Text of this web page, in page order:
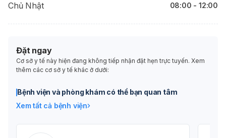
Chủ Nhật 08:00 - 12:00
Đặt ngay
Cơ sở y tế này hiện đang không tiếp nhận đặt hẹn trực tuyến. Xem
thêm các cơ sở y tế khác ở dưới:
Bệnh viện và phòng khám có thể bạn quan tâm
Xem tất cả bệnh viện